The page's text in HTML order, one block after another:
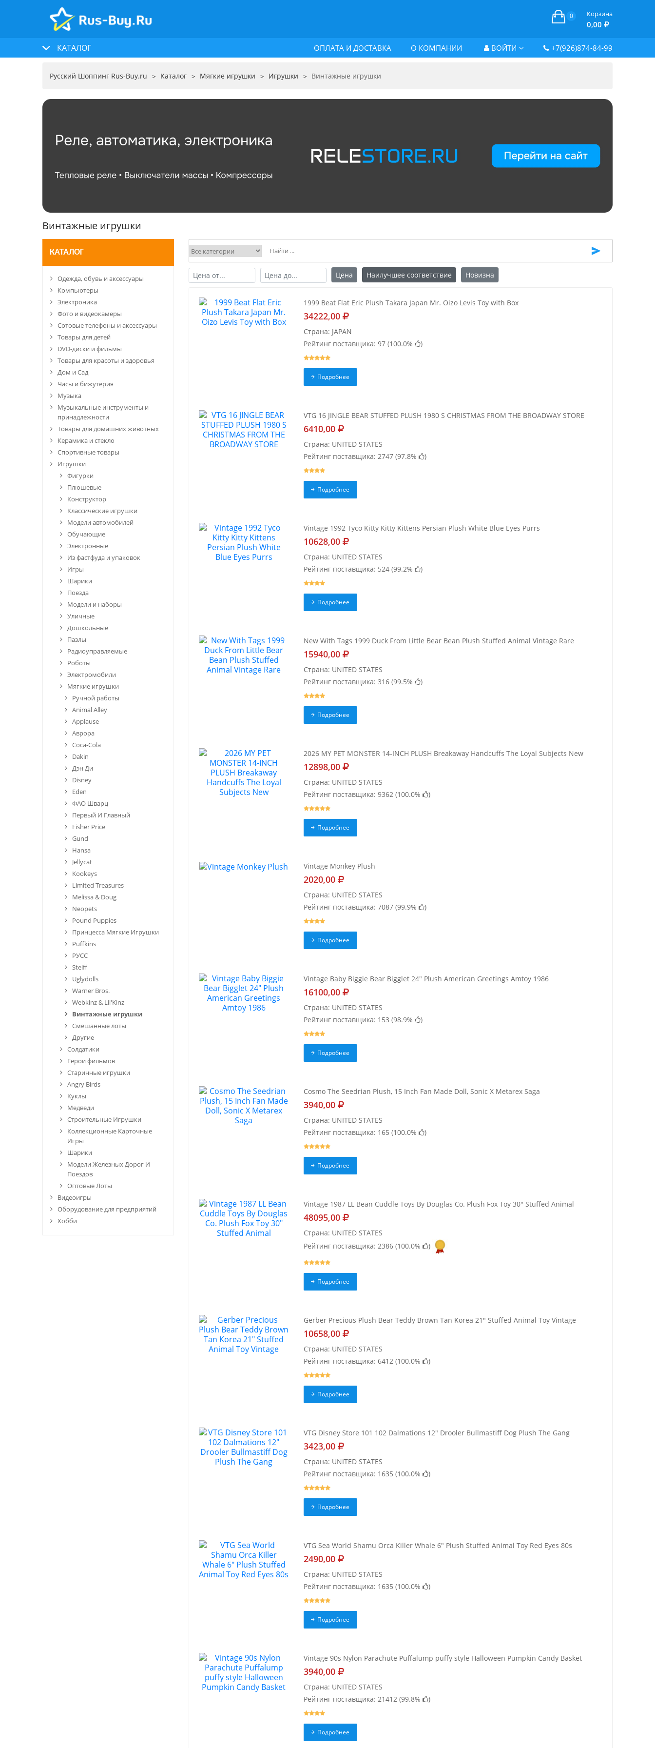
0 Корзина
0,00
КАТАЛОГ ОПЛАТА И ДОСТАВКА О КОМПАНИИ ВОЙТИ +7(926)874-84-99
Русский Шоппинг Rus-Buy.ru Каталог Мягкие игрушки Игрушки Винтажные игрушки
Винтажные игрушки
КАТАЛОГ
Одежда, обувь и аксессуары
Компьютеры
Электроника
Фото и видеокамеры
Сотовые телефоны и аксессуары
Товары для детей
DVD-диски и фильмы
Товары для красоты и здоровья
Дом и Сад
Часы и бижутерия
Музыка
Музыкальные инструменты и
принадлежности
Товары для домашних животных
Керамика и стекло
Спортивные товары
Игрушки
Фигурки
Плюшевые
Конструктор
Классические игрушки
Модели автомобилей
Обучающие
Электронные
Из фастфуда и упаковок
Игры
Шарики
Поезда
Модели и наборы
Уличные
Дошкольные
Пазлы
Радиоуправляемые
Роботы
Электромобили
Мягкие игрушки
Ручной работы
Animal Alley
Applause
Аврора
Coca-Cola
Dakin
Дэн Ди
Disney
Eden
ФАО Шварц
Первый И Главный
Fisher Price
Gund
Hansa
Jellycat
Kookeys
Limited Treasures
Melissa & Doug
Neopets
Pound Puppies
Принцесса Мягкие Игрушки
Puffkins
РУСС
Steiff
Uglydolls
Warner Bros.
Webkinz & Lil'Kinz
Винтажные игрушки
Смешанные лоты
Другие
Солдатики
Герои фильмов
Старинные игрушки
Angry Birds
Куклы
Медведи
Строительные Игрушки
Коллекционные Карточные
Игры
Шарики
Модели Железных Дорог И
Поездов
Оптовые Лоты
Видеоигры
Оборудование для предприятий
Хобби
Цена Наилучшее соответствие Новизна
1999 Beat Flat Eric Plush Takara Japan Mr. Oizo Levis Toy with Box
34222,00
Страна: JAPAN
Рейтинг поставщика: 97 (100.0% )
Подробнее
VTG 16 JINGLE BEAR STUFFED PLUSH 1980 S CHRISTMAS FROM THE BROADWAY STORE
6410,00
Страна: UNITED STATES
Рейтинг поставщика: 2747 (97.8% )
Подробнее
Vintage 1992 Tyco Kitty Kitty Kittens Persian Plush White Blue Eyes Purrs
10628,00
Страна: UNITED STATES
Рейтинг поставщика: 524 (99.2% )
Подробнее
New With Tags 1999 Duck From Little Bear Bean Plush Stuffed Animal Vintage Rare
15940,00
Страна: UNITED STATES
Рейтинг поставщика: 316 (99.5% )
Подробнее
2026 MY PET MONSTER 14-INCH PLUSH Breakaway Handcuffs The Loyal Subjects New
12898,00
Страна: UNITED STATES
Рейтинг поставщика: 9362 (100.0% )
Подробнее
Vintage Monkey Plush
2020,00
Страна: UNITED STATES
Рейтинг поставщика: 7087 (99.9% )
Подробнее
Vintage Baby Biggie Bear Bigglet 24" Plush American Greetings Amtoy 1986
16100,00
Страна: UNITED STATES
Рейтинг поставщика: 153 (98.9% )
Подробнее
Cosmo The Seedrian Plush, 15 Inch Fan Made Doll, Sonic X Metarex Saga
3940,00
Страна: UNITED STATES
Рейтинг поставщика: 165 (100.0% )
Подробнее
Vintage 1987 LL Bean Cuddle Toys By Douglas Co. Plush Fox Toy 30" Stuffed Animal
48095,00
Страна: UNITED STATES
Рейтинг поставщика: 2386 (100.0% )
Подробнее
Gerber Precious Plush Bear Teddy Brown Tan Korea 21" Stuffed Animal Toy Vintage
10658,00
Страна: UNITED STATES
Рейтинг поставщика: 6412 (100.0% )
Подробнее
VTG Disney Store 101 102 Dalmations 12" Drooler Bullmastiff Dog Plush The Gang
3423,00
Страна: UNITED STATES
Рейтинг поставщика: 1635 (100.0% )
Подробнее
VTG Sea World Shamu Orca Killer Whale 6" Plush Stuffed Animal Toy Red Eyes 80s
2490,00
Страна: UNITED STATES
Рейтинг поставщика: 1635 (100.0% )
Подробнее
Vintage 90s Nylon Parachute Puffalump puffy style Halloween Pumpkin Candy Basket
3940,00
Страна: UNITED STATES
Рейтинг поставщика: 21412 (99.8% )
Подробнее